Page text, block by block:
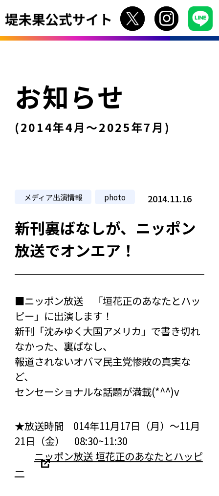
お知らせ
(2014年4月〜2025年7月)
メディア出演情報 photo 2014.11.16
新刊裏ばなしが、ニッポン
放送でオンエア！
■ニッポン放送 「垣花正のあなたとハッ
ピー」に出演します！
新刊「沈みゆく大国アメリカ」で書き切れ
なかった、裏ばなし、
報道されないオバマ民主党惨敗の真実な
ど、
センセーショナルな話題が満載(*^^)v
★放送時間 014年11月17日（月）〜11月
21日（金） 08:30~11:30
ニッポン放送 垣花正のあなたとハッピ
ー